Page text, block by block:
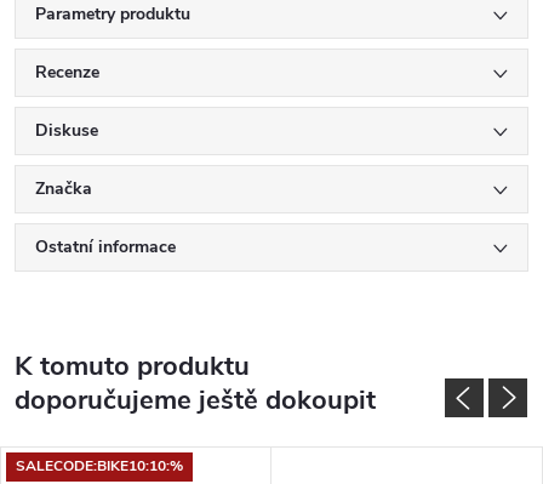
Parametry produktu
Recenze
Diskuse
Značka
Ostatní informace
K tomuto produktu
doporučujeme ještě dokoupit
SALECODE:BIKE10:10:%